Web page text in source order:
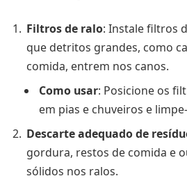
Filtros de ralo: Instale filtros
que detritos grandes, como
comida, entrem nos canos.
Como usar: Posicione os
em pias e chuveiros e
Descarte adequado de
gordura, restos de comida e
sólidos nos ralos.